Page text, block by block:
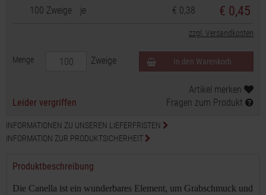
100 Zweige je € 0,38 € 0,45
zzgl. Versandkosten
Menge Zweige In den Warenkorb
Leider vergriffen
Artikel merken
Fragen zum Produkt
INFORMATIONEN ZU UNSEREN LIEFERFRISTEN
INFORMATION ZUR PRODUKTSICHERHEIT
Produktbeschreibung
Die Canella ist ein wunderbares Element, um Grabschmuck und